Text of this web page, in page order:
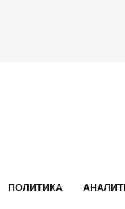
ПОЛИТИКА